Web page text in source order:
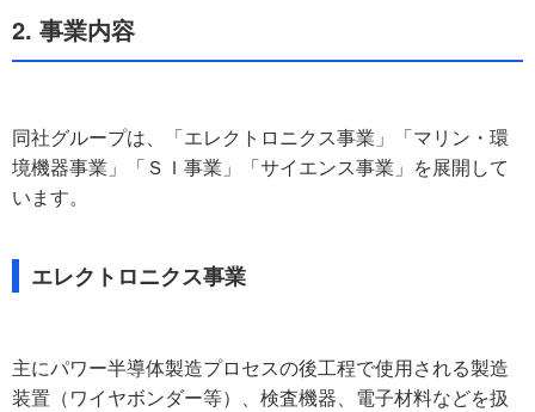
2. 事業内容
同社グループは、「エレクトロニクス事業」「マリン・環
境機器事業」「ＳＩ事業」「サイエンス事業」を展開して
います。
エレクトロニクス事業
主にパワー半導体製造プロセスの後工程で使用される製造
装置（ワイヤボンダー等）、検査機器、電子材料などを扱